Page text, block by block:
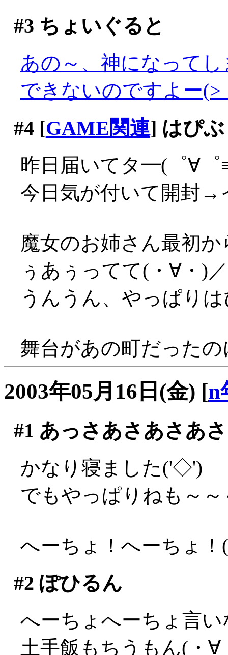
#3 ちょいぐると
あの～、神になって
できないのですよー
#4[GAME関連] はぴ
昨日届いてタ━(゜∀
今日気が付いて開封
魔女のお姉さん最初
ぅあぅってて(・∀・)
うんうん、やっぱり
舞台があの町だった
2003年05月16日(金) [n
#1 あっさあさあさあ
かなり寝ました('◇')ゞ
でもやっぱりねも～
へーちょ！へーちょ！
#2 ぽひるん
へーちょへーちょ言
土手飯もちうもん(・